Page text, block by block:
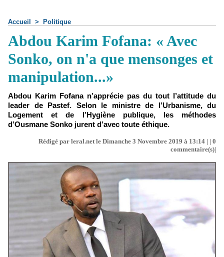
Accueil > Politique
Abdou Karim Fofana: « Avec
Sonko, on n'a que mensonges et
manipulation...»
Abdou Karim Fofana n’apprécie pas du tout l’attitude du
leader de Pastef. Selon le ministre de l’Urbanisme, du
Logement et de l’Hygiène publique, les méthodes
d’Ousmane Sonko jurent d’avec toute éthique.
Rédigé par leral.net le Dimanche 3 Novembre 2019 à 13:14 | | 0
commentaire(s)|